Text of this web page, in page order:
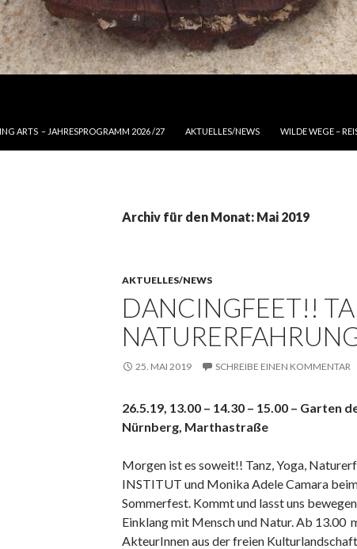
ARTS – JAHRESPROGRAMM 2026 /27
AKTUELLES/NEWS WILDE WEGE –
Archiv für den Monat: Mai 2019
AKTUELLES/NEWS
DANCINGFEET!!
25. MAI 2019 SCHREIBE EINEN KOMMENTAR
26.5.19, 13.00 – 14.30 – 15.00 – Garten
Nürnberg, Marthastraße
Morgen ist es soweit!! Tanz, Yoga,
INSTITUT und Monika Adele Camara
Sommerfest. Kommt und lasst uns
Einklang mit Mensch und Natur. Ab 13.00
AkteurInnen aus der freien